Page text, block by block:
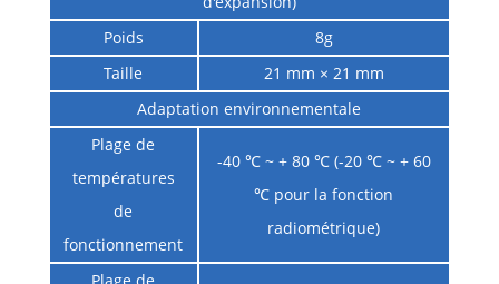
Poids
8g
Taille
21 mm × 21 mm
Adaptation environnementale
Plage de
températures
de
fonctionnement
-40 ℃ ~ + 80 ℃ (-20 ℃ ~ + 60
℃ pour la fonction
radiométrique)